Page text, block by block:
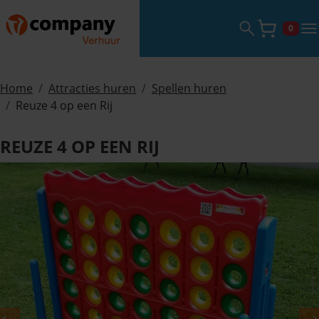
Zoekveld0
Home Attracties huren
Spellen huren
Reuze 4 op een Rij
REUZE 4 OP EEN RIJ